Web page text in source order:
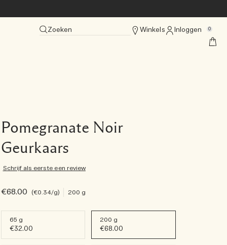
Zoeken Winkels Inloggen 0
Pomegranate Noir
Geurkaars
Schrijf als eerste een review
€68.00 €0.34/g 200 g
65 g
€32.00
200 g
€68.00